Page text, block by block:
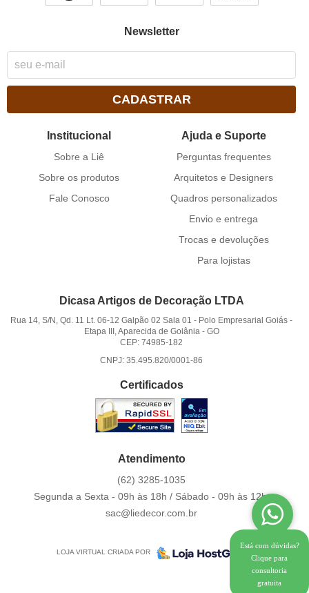
Newsletter
CADASTRAR
Institucional
Sobre a Liê
Sobre os produtos
Fale Conosco
Ajuda e Suporte
Perguntas frequentes
Arquitetos e Designers
Quadros personalizados
Envio e entrega
Trocas e devoluções
Para lojistas
Dicasa Artigos de Decoração LTDA
Rua 14, S/N, Qd. 11 Lt. 06-12 Galpão 02 Sala 01 - Polo Empresarial Goiás -
Etapa III, Aparecida de Goiânia- GO
CEP: 74985-182
CNPJ: 35.495.820/0001-86
Certificados
Atendimento
(62) 3285-1035
Segunda a Sexta - 09h às 18h / Sábado - 09h às 12h.
sac@liedecor.com.br
LOJA VIRTUAL CRIADA POR
Está com dúvidas?
Clique para
consultoria
gratuita